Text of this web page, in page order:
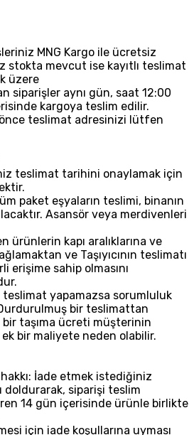
MNG Kargo ile ücretsiz
stokta mevcut ise kayıtlı teslimat
üzere
siparişler aynı gün, saat 12:00
kargoya teslim edilir.
teslimat adresinizi lütfen
teslimat tarihini onaylamak için
paket eşyaların teslimi, binanın
Asansör veya merdivenleri
ürünlerin kapı aralıklarına ve
ve Taşıyıcının teslimatı
erişime sahip olmasını
teslimat yapamazsa sorumluluk
bir teslimattan
taşıma ücreti müşterinin
bir maliyete neden olabilir.
İade etmek istediğiniz
siparişi teslim
14 gün içerisinde ürünle birlikte
için iade koşullarına uyması